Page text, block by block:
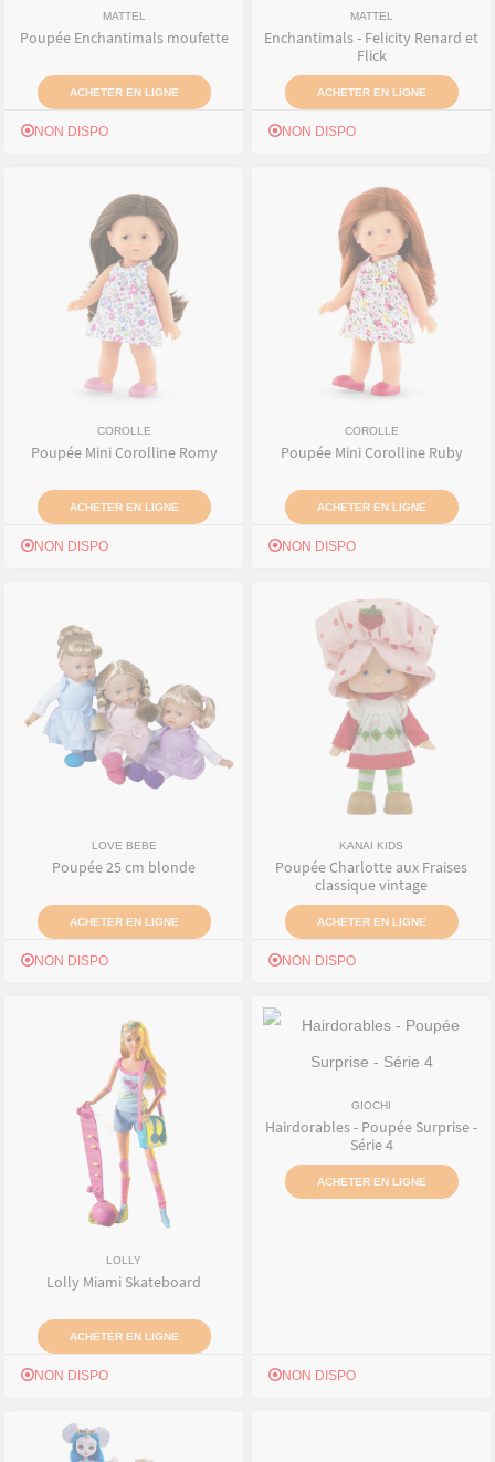
MATTEL
Poupée Enchantimals moufette
ACHETER EN LIGNE
NON DISPO
MATTEL
Enchantimals - Felicity Renard et
Flick
ACHETER EN LIGNE
NON DISPO
COROLLE
Poupée Mini Corolline Romy
ACHETER EN LIGNE
NON DISPO
COROLLE
Poupée Mini Corolline Ruby
ACHETER EN LIGNE
NON DISPO
LOVE BEBE
Poupée 25 cm blonde
ACHETER EN LIGNE
NON DISPO
KANAI KIDS
Poupée Charlotte aux Fraises
classique vintage
ACHETER EN LIGNE
NON DISPO
LOLLY
Lolly Miami Skateboard
ACHETER EN LIGNE
NON DISPO
GIOCHI
Hairdorables - Poupée Surprise -
Série 4
ACHETER EN LIGNE
NON DISPO